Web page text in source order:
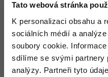
Tato webová stránka
K personalizaci obsahu a
sociálních médií a
soubory cookie.
sdílíme se svými partnery
analýzy. Partneři tyto
A vlastně vím o jedné
registraci se má zadané
tomu, že budu mít
se odstraní, ale když jich
vytvoří.. musím to ošetřit